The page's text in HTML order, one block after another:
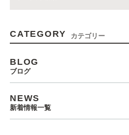
CATEGORY カテゴリー
BLOG
ブログ
NEWS
新着情報一覧